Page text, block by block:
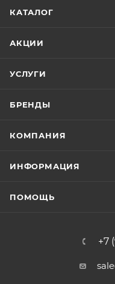
КАТАЛОГ
АКЦИИ
УСЛУГИ
БРЕНДЫ
КОМПАНИЯ
ИНФОРМАЦИЯ
ПОМОЩЬ
+7